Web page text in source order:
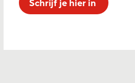
Schrijf je hier in